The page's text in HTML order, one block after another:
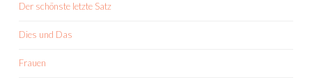
Der schönste letzte Satz
Dies und Das
Frauen